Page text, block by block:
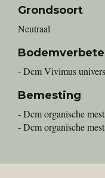
Grondsoort
Neutraal
- Dcm Vivimus
Bemesting
- Dcm organische
- Dcm organische